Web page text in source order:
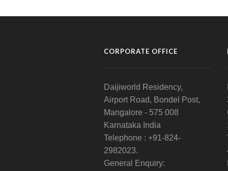
CORPORATE OFFICE
Daijiworld Residency,
Airport Road, Bondel Post,
Mangalore - 575 008
Karnataka India
Telephone : +91-824-
2982023.
General Enquiry: